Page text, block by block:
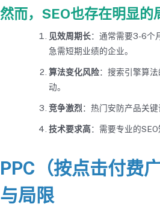
然而，SEO也存在明显的
见效周期长：通常需要3-6个
急需短期业绩的企业。
算法变化风险：搜索引擎算
动。
竞争激烈：热门安防产品关键
技术要求高：需要专业的
PPC（按点击付费
与局限